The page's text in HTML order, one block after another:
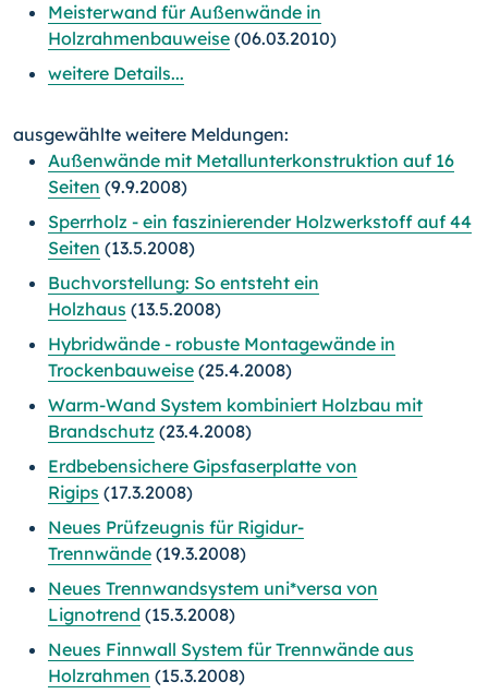
Meisterwand für Außenwände in
Holzrahmenbauweise (06.03.2010)
weitere Details...
ausgewählte weitere Meldungen:
Außenwände mit Metallunterkonstruktion auf 16
Seiten (9.9.2008)
Sperrholz - ein faszinierender Holzwerkstoff auf 44
Seiten (13.5.2008)
Buchvorstellung: So entsteht ein
Holzhaus (13.5.2008)
Hybridwände - robuste Montagewände in
Trockenbauweise (25.4.2008)
Warm-Wand System kombiniert Holzbau mit
Brandschutz (23.4.2008)
Erdbebensichere Gipsfaserplatte von
Rigips (17.3.2008)
Neues Prüfzeugnis für Rigidur-
Trennwände (19.3.2008)
Neues Trennwandsystem uni*versa von
Lignotrend (15.3.2008)
Neues Finnwall System für Trennwände aus
Holzrahmen (15.3.2008)